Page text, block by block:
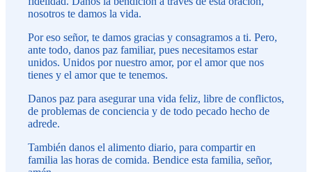
nosotros te damos la vida.
Por eso señor, te damos gracias y consagramos a ti. Pero,
ante todo, danos paz familiar, pues necesitamos estar
unidos. Unidos por nuestro amor, por el amor que nos
tienes y el amor que te tenemos.
Danos paz para asegurar una vida feliz, libre de conflictos,
de problemas de conciencia y de todo pecado hecho de
adrede.
También danos el alimento diario, para compartir en
familia las horas de comida. Bendice esta familia, señor,